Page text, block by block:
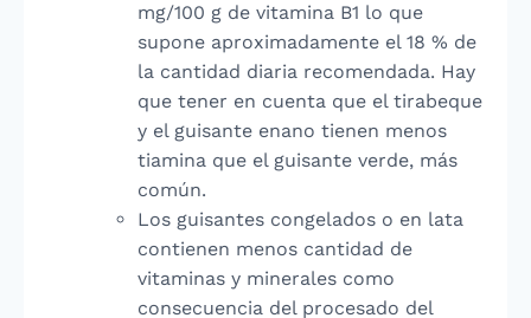
mg/100 g de vitamina B1 lo que
supone aproximadamente el 18 % de
la cantidad diaria recomendada. Hay
que tener en cuenta que el tirabeque
y el guisante enano tienen menos
tiamina que el guisante verde, más
común.
Los guisantes congelados o en lata
contienen menos cantidad de
vitaminas y minerales como
consecuencia del procesado del